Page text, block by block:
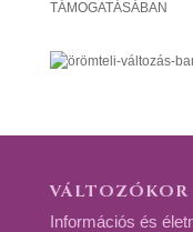
TÁMOGATÁSÁBAN
VÁLTOZÓKOR
Információs és